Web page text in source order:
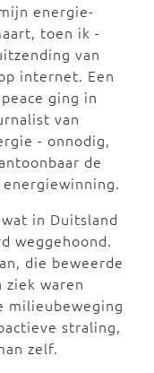
energie-
toen ik -
van
internet. Een
ging in
van
- onnodig,
de
in Duitsland
weggehoond.
die beweerde
ziek waren
milieubeweging
straling,
zelf.